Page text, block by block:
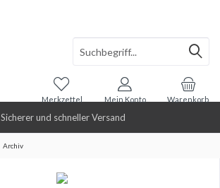
Sicherer und schneller Versand
Warenkorb
Merkzettel Mein Konto
Archiv